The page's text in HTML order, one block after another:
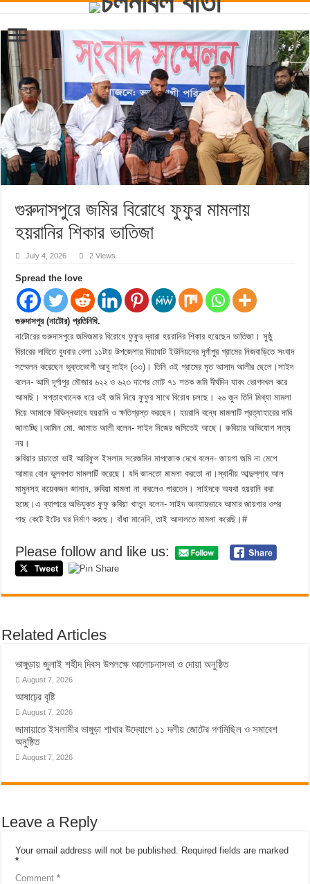
গুরুদাসপুরে জমির বিরোধে ফুফুর মামলায়
হয়রানির শিকার ভাতিজা
July 4, 2026 2 Views
Spread the love
গুরুদাসপুর (নাটোর) প্রতিনিধি.
নাটোরের গুরুদাসপুরে জমিজমার বিরোধে ফুফুর দ্বারা হয়রানির শিকার হয়েছেন ভাতিজা। সুষ্ঠু
বিচারের দাবিতে বুধবার বেলা ১১টায় উপজেলার বিয়াঘাট ইউনিয়নের দূর্গাপুর গ্রামের নিজবাড়িতে সংবাদ
সম্মেলন করেছেন ভুক্তভোগী আবু সাইদ (৩৩)। তিনি ওই গ্রামের মৃত আসাদ আলীর ছেলে।সাইদ
বলেন- আমি দূর্গাপুর মৌজার ৬২২ ও ৬২৩ দাগের মোট ৭১ শতক জমি দীর্ঘদিন যাবৎ ভোগদখল করে
আসছি। সপ্তাহখানেক ধরে ওই জমি নিয়ে ফুফুর সাথে বিরোধ চলছে। ২৬ জুন তিনি মিথ্যা মামলা
দিয়ে আমাকে বিভিন্নভাবে হয়রানি ও ক্ষতিগ্রস্ত করছেন। হয়রানি বন্ধে মামলাটি প্রত্যাহারের দাবি
জানাচ্ছি।আমিন মো. জামাত আলী বলেন- সাইদ নিজের জমিতেই আছে। রুবিয়ার অভিযোগ সত্য
নয়।
রুবিয়ার চাচাতো ভাই আরিফুল ইসলাম সরেজমিন মাপজোক দেখে বলেন- জায়গা জমি না মেপে
আমার বোন ভুলবশত মামলাটি করেছে। যদি জানতো মামলা করতো না।স্থানীয় আব্দুল্লাহ আল
মামুনসহ কয়েকজন জানান, রুবিয়া মামলা না করলেও পারতেন। সাইদকে অযথা হয়রানি করা
হচ্ছে।এ ব্যাপারে অভিযুক্ত ফুফু রুবিয়া খাতুন বলেন- সাইদ অন্যায়ভাবে আমার জায়গার ওপর
গাছ কেটে ইটের ঘর নির্মাণ করছে। বাঁধা মানেনি, তাই আদালতে মামলা করেছি।#
Please follow and like us:
Related Articles
ভাঙ্গুড়ায় জুলাই শহীদ দিবস উপলক্ষে আলোচনাসভা ও দোয়া অনুষ্ঠিত
August 7, 2026
আষাঢ়ের বৃষ্টি
August 7, 2026
জামায়াতে ইসলামীর ভাঙ্গুড়া শাখার উদ্যোগে ১১ দলীয় জোটের গণমিছিল ও সমাবেশ
অনুষ্ঠিত
August 7, 2026
Leave a Reply
Your email address will not be published.
Required fields are marked
*
Comment*